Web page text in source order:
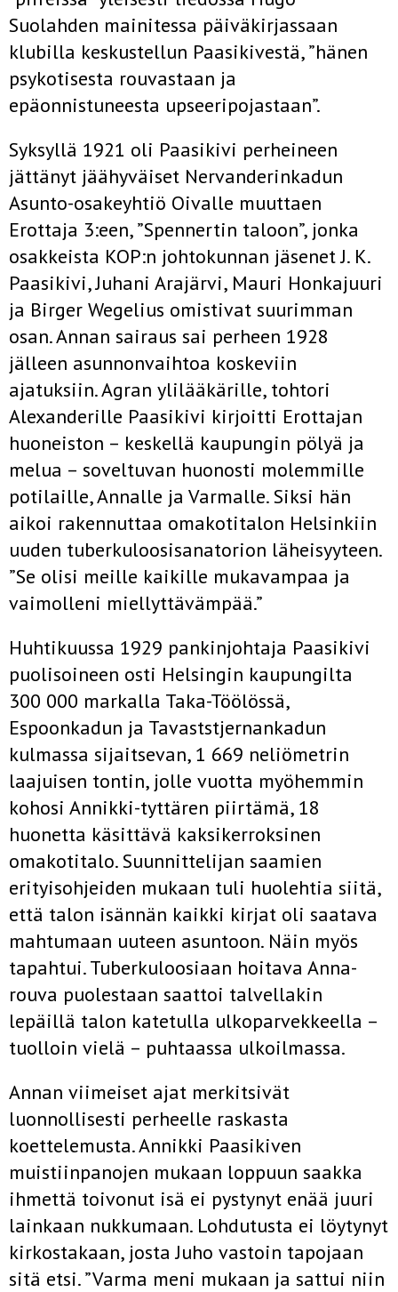
Suolahden mainitessa päiväkirjassaan
klubilla keskustellun Paasikivestä, ”hänen
psykotisesta rouvastaan ja
epäonnistuneesta upseeripojastaan”.
Syksyllä 1921 oli Paasikivi perheineen
jättänyt jäähyväiset Nervanderinkadun
Asunto-osakeyhtiö Oivalle muuttaen
Erottaja 3:een, ”Spennertin taloon”, jonka
osakkeista KOP:n johtokunnan jäsenet J. K.
Paasikivi, Juhani Arajärvi, Mauri Honkajuuri
ja Birger Wegelius omistivat suurimman
osan. Annan sairaus sai perheen 1928
jälleen asunnonvaihtoa koskeviin
ajatuksiin. Agran ylilääkärille, tohtori
Alexanderille Paasikivi kirjoitti Erottajan
huoneiston – keskellä kaupungin pölyä ja
melua – soveltuvan huonosti molemmille
potilaille, Annalle ja Varmalle. Siksi hän
aikoi rakennuttaa omakotitalon Helsinkiin
uuden tuberkuloosisanatorion läheisyyteen.
”Se olisi meille kaikille mukavampaa ja
vaimolleni miellyttävämpää.”
Huhtikuussa 1929 pankinjohtaja Paasikivi
puolisoineen osti Helsingin kaupungilta
300 000 markalla Taka-Töölössä,
Espoonkadun ja Tavaststjernankadun
kulmassa sijaitsevan, 1 669 neliömetrin
laajuisen tontin, jolle vuotta myöhemmin
kohosi Annikki-tyttären piirtämä, 18
huonetta käsittävä kaksikerroksinen
omakotitalo. Suunnittelijan saamien
erityisohjeiden mukaan tuli huolehtia siitä,
että talon isännän kaikki kirjat oli saatava
mahtumaan uuteen asuntoon. Näin myös
tapahtui. Tuberkuloosiaan hoitava Anna-
rouva puolestaan saattoi talvellakin
lepäillä talon katetulla ulkoparvekkeella –
tuolloin vielä – puhtaassa ulkoilmassa.
Annan viimeiset ajat merkitsivät
luonnollisesti perheelle raskasta
koettelemusta. Annikki Paasikiven
muistiinpanojen mukaan loppuun saakka
ihmettä toivonut isä ei pystynyt enää juuri
lainkaan nukkumaan. Lohdutusta ei löytynyt
kirkostakaan, josta Juho vastoin tapojaan
sitä etsi. ”Varma meni mukaan ja sattui niin